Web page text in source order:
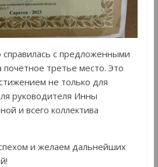
с предложенными
почётное третье место. Это
не только для
руководителя Инны
и всего коллектива
и желаем дальнейших